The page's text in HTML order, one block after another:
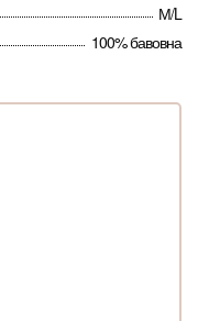
М/L
100% бавовна